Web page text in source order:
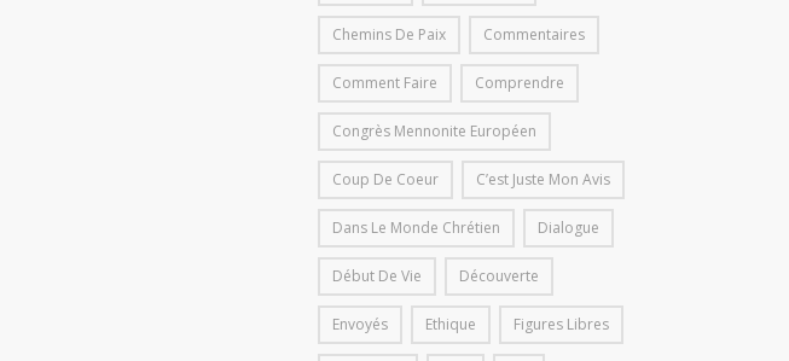
Chemins De Paix Commentaires
Comment Faire Comprendre
Congrès Mennonite Européen
Coup De Coeur C’est Juste Mon Avis
Dans Le Monde Chrétien Dialogue
Début De Vie Découverte
Envoyés Ethique Figures Libres